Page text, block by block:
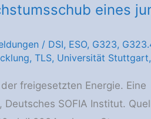
eines
/ DSI, ESO, G323,
, TLS, Universität Stuttgart,
freigesetzten Energie. Eine
SOFIA Institut.